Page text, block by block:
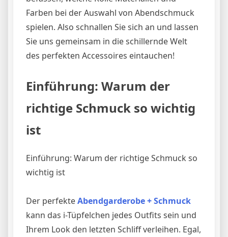
Farben bei der Auswahl von Abendschmuck
spielen. Also schnallen Sie sich an und lassen
Sie uns gemeinsam in die schillernde Welt
des perfekten Accessoires eintauchen!
Einführung: Warum der
richtige Schmuck so wichtig
ist
Einführung: Warum der richtige Schmuck so
wichtig ist
Der perfekteAbendgarderobe + Schmuck
kann das i-Tüpfelchen jedes Outfits sein und
Ihrem Look den letzten Schliff verleihen. Egal,